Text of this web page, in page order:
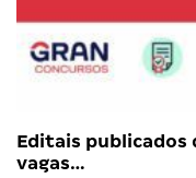
Editais publicados
vagas…